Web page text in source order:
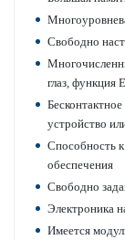
Свободно
глаз, функция
устройство
Спосо­бность
обеспечения
Свободно
Электроника
Имеется